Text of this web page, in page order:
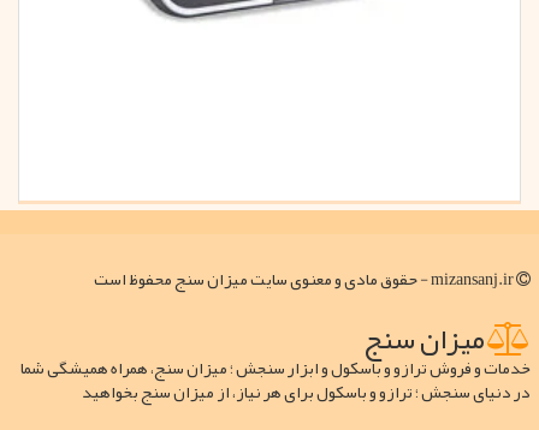
میزان سنج
خدمات و فروش ترازو و باسکول و ابزار سنجش ؛ میزان سنج، همراه همیشگی شما
در دنیای سنجش ؛ ترازو و باسکول برای هر نیاز، از میزان سنج بخواهید